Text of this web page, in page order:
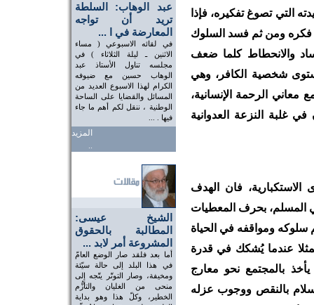
عبد الوهاب: السلطة
تريد أن تواجه
المعارضة في ا ...
في لقائه الاسبوعي ( مساء
الاثنين ـ ليلة الثلاثاء ) في
مجلسه تناول الأستاذ عبد
الوهاب حسين مع ضيوفه
الكرام لهذا الاسبوع العديد من
المسائل والقضايا على الساحة
الوطنية ، ننقل لكم أهم ما جاء
فيها . ...
المزيد
..
الشيخ عيسى:
المطالبة بالحقوق
المشروعة أمر لابد ...
أما بعد فلقد صار الوضع العامّ
في هذا البلد إلى حالة سيّئة
ومخيفة، وصار التوتّر يتّجه إلى
منحى من الغليان والتأزُّم
الخطير، وكلّ هذا وهو بداية
التي تصوغ تفكيره، فإذا
فكره ومن ثم فسد السلوك
والانحطاط كلما ضعف
شخصية الكافر، وهي
الرحمة الإنسانية،
غلبة النزعة العدوانية
الاستكبارية، فان الهدف
المسلم، بحرف المعطيات
سلوكه ومواقفه في الحياة
عندما يُشكك في قدرة
بالمجتمع نحو معارج
بالنقص ووجوب عزله